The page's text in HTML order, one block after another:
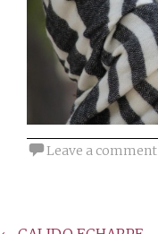
Leave a comment